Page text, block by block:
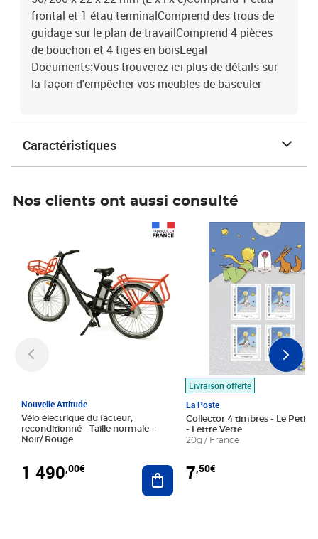
frontal et 1 étau terminalComprend des trous de
guidage sur le plan de travailComprend 4 pièces
de bouchon et 4 tiges en boisLegal
Documents:Vous trouverez ici plus de détails sur
la façon d'empêcher vos meubles de basculer
Caractéristiques
Nos clients ont aussi consulté
Nouvelle Attitude
Vélo électrique du facteur,
reconditionné - Taille normale -
Noir/ Rouge
1 490,00€ Ajouter au panier
Livraison offerte
La Poste
Collector 4 timbres - Le Petit
- Lettre Verte
20g / France
7,50€
Prix 7,50€